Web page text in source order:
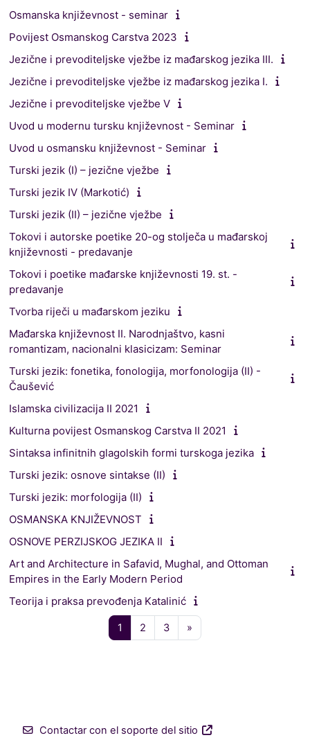
Osmanska književnost - seminar
Povijest Osmanskog Carstva 2023
Jezične i prevoditeljske vježbe iz mađarskog jezika III.
Jezične i prevoditeljske vježbe iz mađarskog jezika I.
Jezične i prevoditeljske vježbe V
Uvod u modernu tursku književnost - Seminar
Uvod u osmansku književnost - Seminar
Turski jezik (I) – jezične vježbe
Turski jezik IV (Markotić)
Turski jezik (II) – jezične vježbe
Tokovi i autorske poetike 20-og stolječa u mađarskoj
književnosti - predavanje
Tokovi i poetike mađarske književnosti 19. st. -
predavanje
Tvorba riječi u mađarskom jeziku
Mađarska književnost II. Narodnjaštvo, kasni
romantizam, nacionalni klasicizam: Seminar
Turski jezik: fonetika, fonologija, morfonologija (II) -
Čaušević
Islamska civilizacija II 2021
Kulturna povijest Osmanskog Carstva II 2021
Sintaksa infinitnih glagolskih formi turskoga jezika
Turski jezik: osnove sintakse (II)
Turski jezik: morfologija (II)
OSMANSKA KNJIŽEVNOST
OSNOVE PERZIJSKOG JEZIKA II
Art and Architecture in Safavid, Mughal, and Ottoman
Empires in the Early Modern Period
Teorija i praksa prevođenja Katalinić
1 Página 1
2 Página 2
3Página 3
»
Contactar con el soporte del sitio